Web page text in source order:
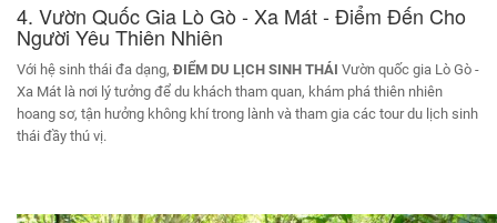
4. Vườn Quốc Gia Lò Gò - Xa Mát - Điểm Đến Cho
Người Yêu Thiên Nhiên
Với hệ sinh thái đa dạng, ĐIỂM DU LỊCH SINH THÁI Vườn quốc gia Lò Gò -
Xa Mát là nơi lý tưởng để du khách tham quan, khám phá thiên nhiên
hoang sơ, tận hưởng không khí trong lành và tham gia các tour du lịch sinh
thái đầy thú vị.